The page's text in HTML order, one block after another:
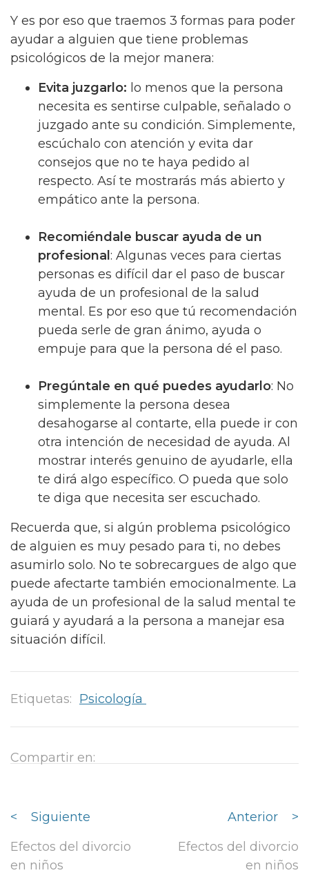
Y es por eso que traemos 3 formas para poder
ayudar a alguien que tiene problemas
psicológicos de la mejor manera:
Evita juzgarlo: lo menos que la persona
necesita es sentirse culpable, señalado o
juzgado ante su condición. Simplemente,
escúchalo con atención y evita dar
consejos que no te haya pedido al
respecto. Así te mostrarás más abierto y
empático ante la persona.
Recomiéndale buscar ayuda de un
profesional : Algunas veces para ciertas
personas es difícil dar el paso de buscar
ayuda de un profesional de la salud
mental. Es por eso que tú recomendación
pueda serle de gran ánimo, ayuda o
empuje para que la persona dé el paso.
Pregúntale en qué puedes ayudarlo: No
simplemente la persona desea
desahogarse al contarte, ella puede ir con
otra intención de necesidad de ayuda. Al
mostrar interés genuino de ayudarle, ella
te dirá algo específico. O pueda que solo
te diga que necesita ser escuchado.
Recuerda que, si algún problema psicológico
de alguien es muy pesado para ti, no debes
asumirlo solo. No te sobrecargues de algo que
puede afectarte también emocionalmente. La
ayuda de un profesional de la salud mental te
guiará y ayudará a la persona a manejar esa
situación difícil.
Etiquetas: Psicología
Compartir en:
<
Siguiente
Efectos del divorcio
en niños
Anterior
>
Efectos del divorcio
en niños